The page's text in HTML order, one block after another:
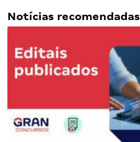
Notícias recomendadas